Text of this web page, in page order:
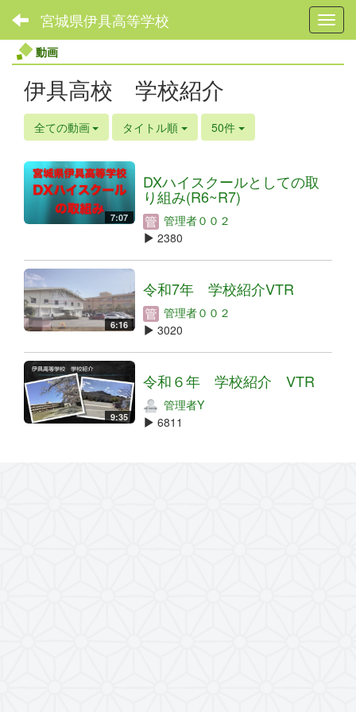
宮城県伊具高等学校
動画
伊具高校 学校紹介
全ての動画 タイトル順 50件
7:07
DXハイスクールとしての取
り組み(R6~R7)
管理者００２
2380
6:16
令和7年 学校紹介VTR
管理者００２
3020
9:35
令和６年 学校紹介 VTR
管理者Y
6811